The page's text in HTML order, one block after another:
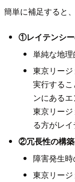
簡単に補足すると
①レイテンシ
単純な地
東京リー
実行する
ンにある
東京リー
る方がレ
②冗長性の構築
障害発生
東京リー